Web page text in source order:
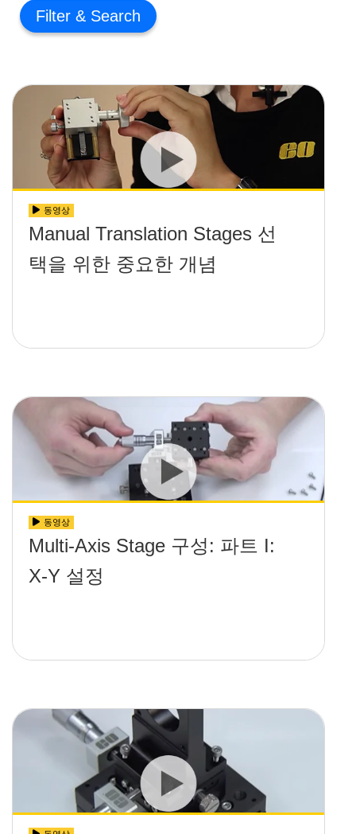
Filter
동영상
Manual Translation Stages 선
택을 위한 중요한 개념
동영상
Multi-Axis Stage 구성: 파트 I:
X-Y 설정